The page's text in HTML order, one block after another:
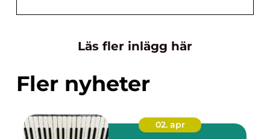
Läs fler inlägg här
Fler nyheter
02. apr